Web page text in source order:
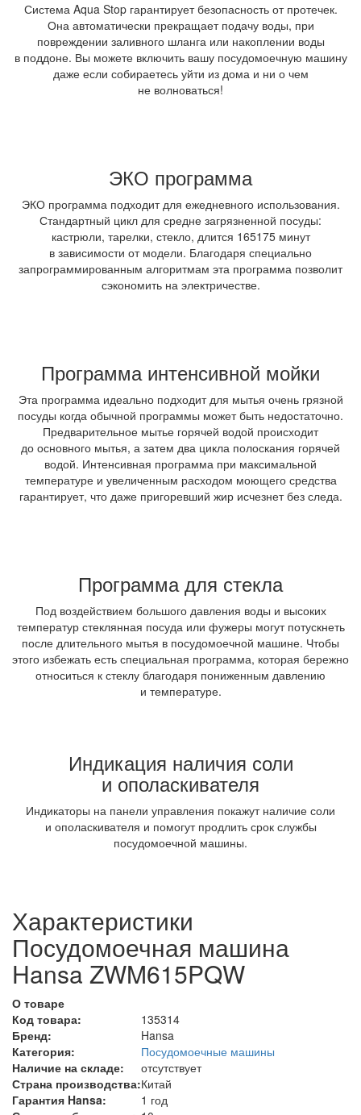
Система Aqua Stop гарантирует безопасность от протечек.
Она автоматически прекращает подачу воды, при
повреждении заливного шланга или накоплении воды
в поддоне. Вы можете включить вашу посудомоечную машину
даже если собираетесь уйти из дома и ни о чем
не волноваться!
ЭКО программа
ЭКО программа подходит для ежедневного использования.
Стандартный цикл для средне загрязненной посуды:
кастрюли, тарелки, стекло, длится 165­175 минут
в зависимости от модели. Благодаря специально
запрограммированным алгоритмам эта программа позволит
сэкономить на электричестве.
Программа интенсивной мойки
Эта программа идеально подходит для мытья очень грязной
посуды когда обычной программы может быть недостаточно.
Предварительное мытье горячей водой происходит
до основного мытья, а затем два цикла полоскания горячей
водой. Интенсивная программа при максимальной
температуре и увеличенным расходом моющего средства
гарантирует, что даже пригоревший жир исчезнет без следа.
Программа для стекла
Под воздействием большого давления воды и высоких
температур стеклянная посуда или фужеры могут потускнеть
после длительного мытья в посудомоечной машине. Чтобы
этого избежать есть специальная программа, которая бережно
относиться к стеклу благодаря пониженным давлению
и температуре.
Индикация наличия соли
и ополаскивателя
Индикаторы на панели управления покажут наличие соли
и ополаскивателя и помогут продлить срок службы
посудомоечной машины.
Характеристики
Посудомоечная машина
Hansa ZWM615PQW
О товаре
Код товара:
135314
Бренд:
Hansa
Категория:
Посудомоечные машины
Наличие на складе:
отсутствует
Страна производства:Китай
Гарантия Hansa:
1 год